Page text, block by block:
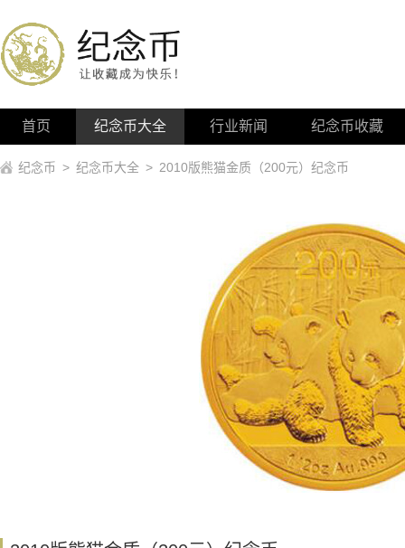
首页 纪念币大全 行业新闻 纪念币收藏
纪念币 > 纪念币大全 > 2010版熊猫金质（200元）纪念币